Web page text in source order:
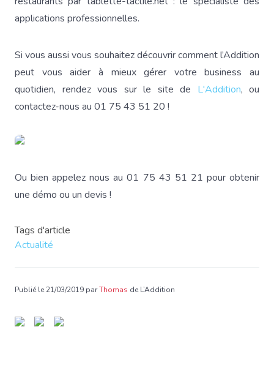
applications professionnelles.
Si vous aussi vous souhaitez découvrir comment l’Addition
peut vous aider à mieux gérer votre business au
quotidien, rendez vous sur le site de L'Addition, ou
contactez-nous au 01 75 43 51 20 !
Ou bien appelez nous au 01 75 43 51 21 pour obtenir
une démo ou un devis !
Tags d'article
Actualité
Publié le 21/03/2019 parThomas de L’Addition